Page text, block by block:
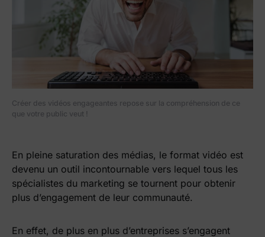
Créer des vidéos engageantes repose sur la compréhension de ce
que votre public veut !
En pleine saturation des médias, le format vidéo est
devenu un outil incontournable vers lequel tous les
spécialistes du marketing se tournent pour obtenir
plus d’engagement de leur communauté.
En effet, de plus en plus d’entreprises s’engagent